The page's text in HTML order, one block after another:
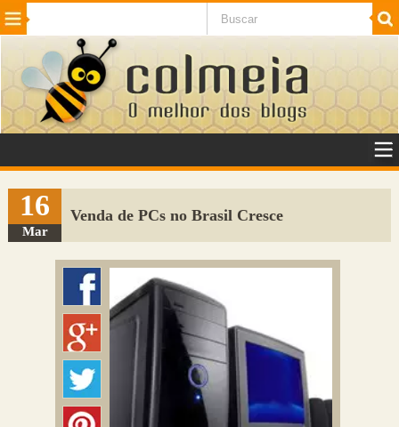
Beleza Cinema e TV
Internet Jogos NotÃ­cias SaÃºde
VeÃ­culos Adulto
Sugerir Link
Adicionar Blog
Colmeia Exchange
Perguntas Frequentes
16
Mar
Venda de PCs no Brasil Cresce